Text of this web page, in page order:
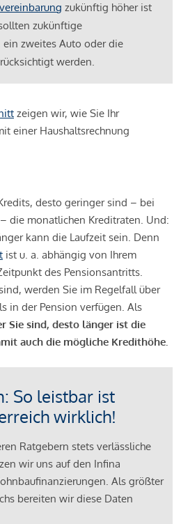
zukünftig höher ist
zukünftige
zweites Auto oder die
werden.
zeigen wir, wie Sie Ihr
einer Haushaltsrechnung
desto geringer sind – bei
die monatlichen Kreditraten. Und:
kann die Laufzeit sein. Denn
ist u. a. abhängig von Ihrem
des Pensionsantritts.
werden Sie im Regelfall über
in der Pension verfügen. Als
Sie sind, desto länger ist die
auch die mögliche Kredithöhe.
So leistbar ist
wirklich!
Ratgebern stets verlässliche
wir uns auf den Infina
Als größter
bereiten wir diese Daten